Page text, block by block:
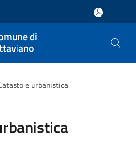
di
e urbanistica